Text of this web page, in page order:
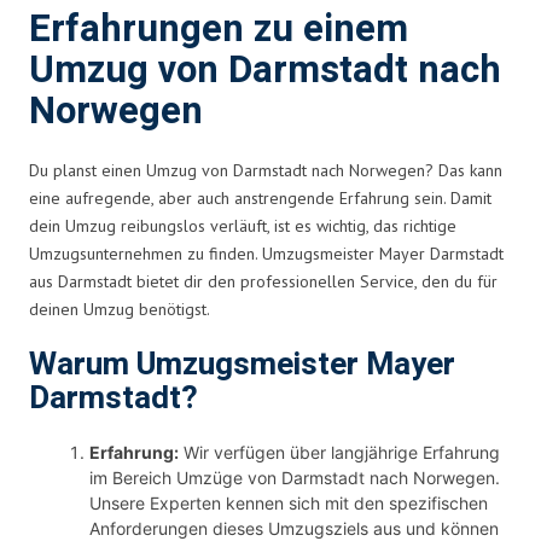
Erfahrungen zu einem
Umzug von Darmstadt nach
Norwegen
Du planst einen Umzug von Darmstadt nach Norwegen? Das kann
eine aufregende, aber auch anstrengende Erfahrung sein. Damit
dein Umzug reibungslos verläuft, ist es wichtig, das richtige
Umzugsunternehmen zu finden. Umzugsmeister Mayer Darmstadt
aus Darmstadt bietet dir den professionellen Service, den du für
deinen Umzug benötigst.
Warum Umzugsmeister Mayer
Darmstadt?
Erfahrung: Wir verfügen über langjährige Erfahrung
im Bereich Umzüge von Darmstadt nach Norwegen.
Unsere Experten kennen sich mit den spezifischen
Anforderungen dieses Umzugsziels aus und können